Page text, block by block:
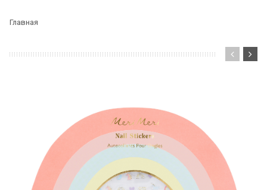
Главная